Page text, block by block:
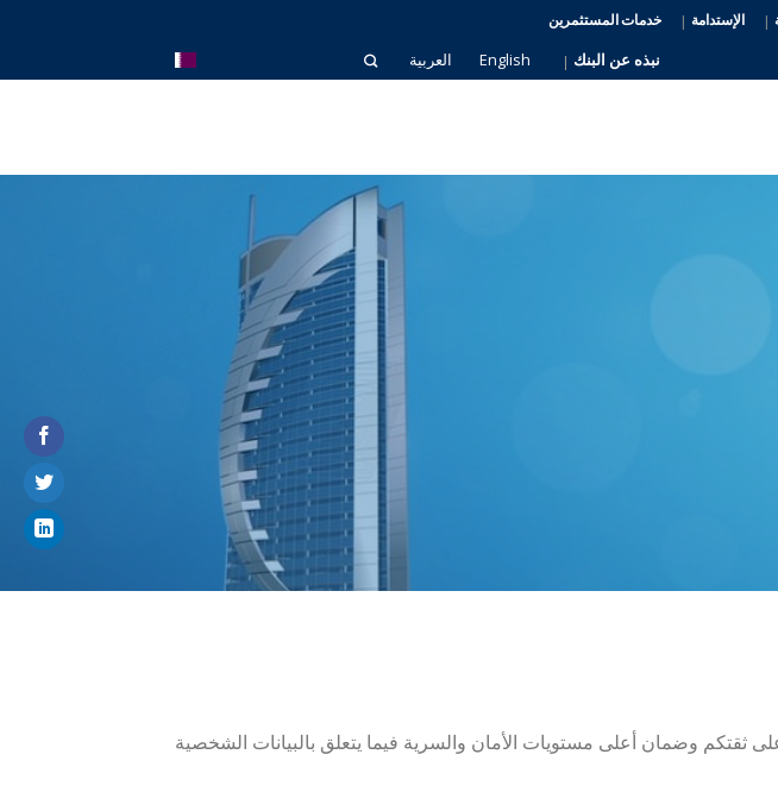
الإستدامة خدمات المستثمرين
نبذه عن البنك English العربية
ثقتكم وضمان أعلى مستويات الأمان والسرية فيما يتعلق بالبيانات الشخصية